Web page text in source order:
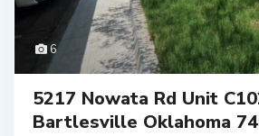
6
5217 Nowata Rd Unit
Bartlesville Oklahoma